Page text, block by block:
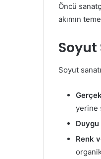
Öncü
akımın
Soyut
Soyut
yerine
Duygu
Renk